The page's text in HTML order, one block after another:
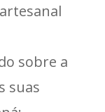
sobre a
suas